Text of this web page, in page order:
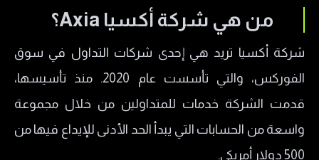
من هي شركة أكسيا Axia؟
حسابات التداول في شركة أكسيا Axia
Investments
الحساب الفضي
الحساب الذهبي
الحساب البلاتينيوم
من هي شركة أكسيا Axia؟
شركة أكسيا تريد هي إحدى شركات التداول في سوق
الفوركس، والتي تأسست عام 2020. منذ تأسيسها،
قدمت الشركة خدمات للمتداولين من خلال مجموعة
واسعة من الحسابات التي يبدأ الحد الأدنى للإيداع فيها من
500 دولار أمريكي.